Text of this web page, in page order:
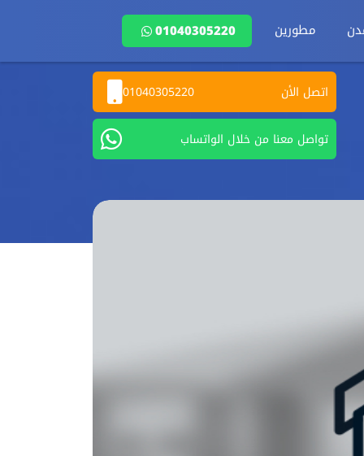
مطورين 01040305220
اتصل الأن 01040305220
تواصل معنا من خلال الواتساب